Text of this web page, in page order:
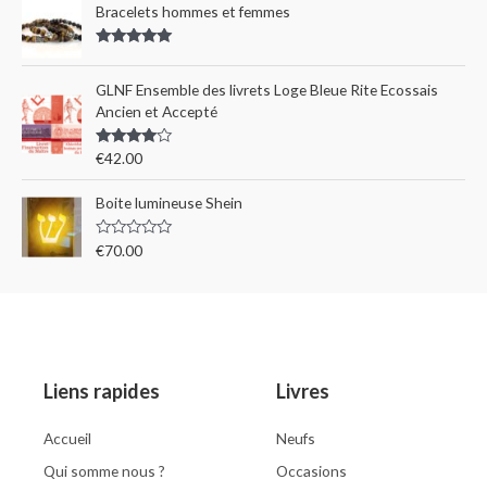
Bracelets hommes et femmes
out of 5
GLNF Ensemble des livrets Loge Bleue Rite Ecossais
Ancien et Accepté
Rated
of 5
€42.00
Boite lumineuse Shein
R
f
5
€70.00
Liens rapides
Accueil
Qui somme nous ?
Livres
Neufs
Occasions